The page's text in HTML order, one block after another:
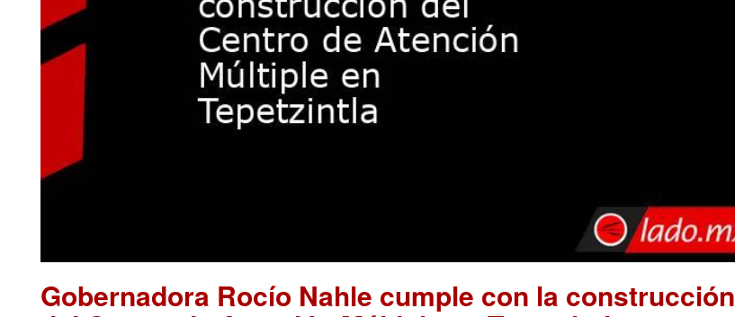
Gobernadora Rocío Nahle cumple con la construcción